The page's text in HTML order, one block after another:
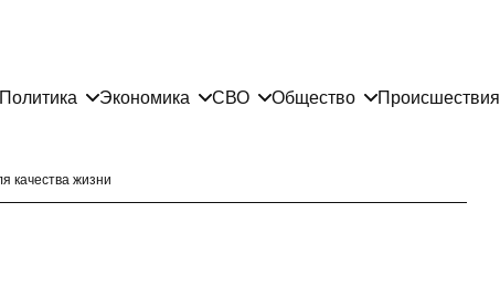
Политика Экономика СВО Общество Происшествия
качества жизни